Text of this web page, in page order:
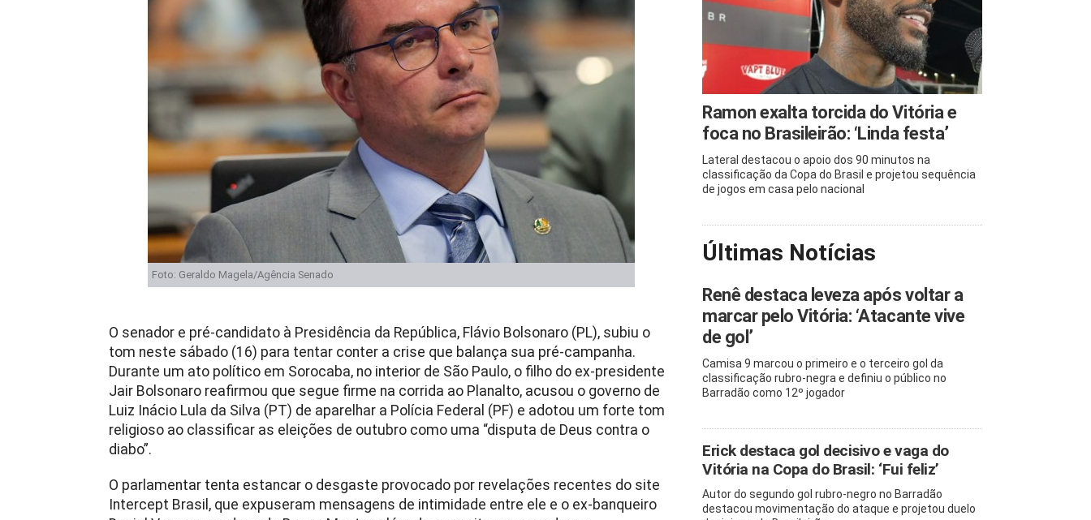
Foto: Geraldo Magela/Agência Senado
O senador e pré-candidato à Presidência da República, Flávio Bolsonaro (PL), subiu o
tom neste sábado (16) para tentar conter a crise que balança sua pré-campanha.
Durante um ato político em Sorocaba, no interior de São Paulo, o filho do ex-presidente
Jair Bolsonaro reafirmou que segue firme na corrida ao Planalto, acusou o governo de
Luiz Inácio Lula da Silva (PT) de aparelhar a Polícia Federal (PF) e adotou um forte tom
religioso ao classificar as eleições de outubro como uma “disputa de Deus contra o
diabo”.
O parlamentar tenta estancar o desgaste provocado por revelações recentes do site
Intercept Brasil, que expuseram mensagens de intimidade entre ele e o ex-banqueiro
Ramon exalta torcida do Vitória e
foca no Brasileirão: ‘Linda festa’
Lateral destacou o apoio dos 90 minutos na
classificação da Copa do Brasil e projetou sequência
de jogos em casa pelo nacional
Últimas Notícias
Renê destaca leveza após voltar a
marcar pelo Vitória: ‘Atacante vive
de gol’
Camisa 9 marcou o primeiro e o terceiro gol da
classificação rubro-negra e definiu o público no
Barradão como 12º jogador
Erick destaca gol decisivo e vaga do
Vitória na Copa do Brasil: ‘Fui feliz’
Autor do segundo gol rubro-negro no Barradão
destacou movimentação do ataque e projetou duelo